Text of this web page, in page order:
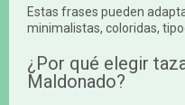
Estas frases pueden
minimalistas, coloridas,
¿Por qué elegir
Maldonado?